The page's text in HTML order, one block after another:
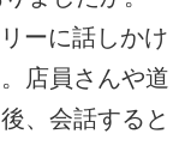
ーに話しかけ
店員さんや道
、会話すると